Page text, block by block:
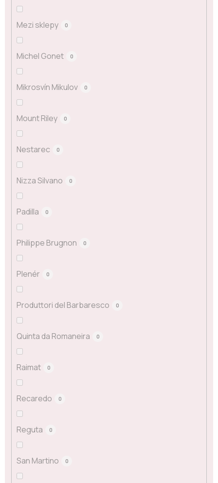
Mezi sklepy 0
Michel Gonet 0
Mikrosvín Mikulov 0
Mount Riley 0
Nestarec 0
Nizza Silvano 0
Padilla 0
Philippe Brugnon 0
Plenér 0
Produttori del Barbaresco 0
Quinta da Romaneira 0
Raimat 0
Recaredo 0
Reguta 0
San Martino 0